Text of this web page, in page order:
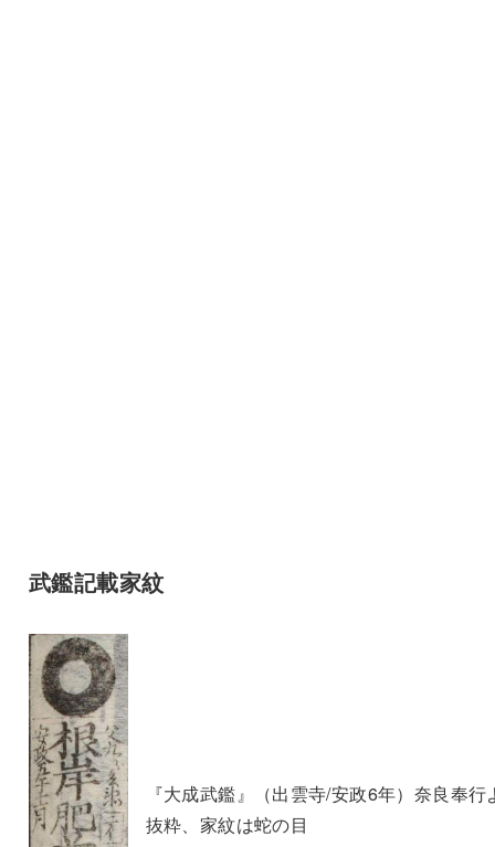
武鑑記載家紋
『大成武鑑』（出雲寺/安政6年）奈良奉行
抜粋、家紋は蛇の目